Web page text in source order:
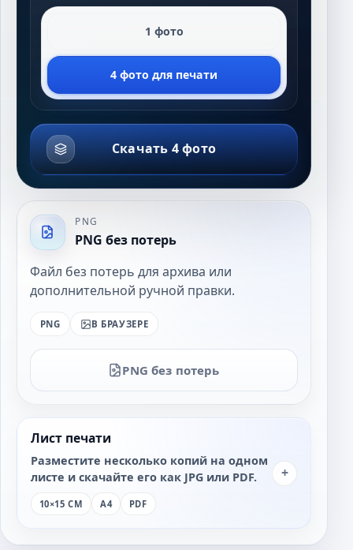
1 фото
4 фото для печати
Скачать 4 фото
PNG
PNG без потерь
Файл без потерь для архива или
дополнительной ручной правки.
PNG В БРАУЗЕРЕ
PNG без потерь
Лист печати
Разместите несколько копий на одном
листе и скачайте его как JPG или PDF.
10×15 СМ A4 PDF
+